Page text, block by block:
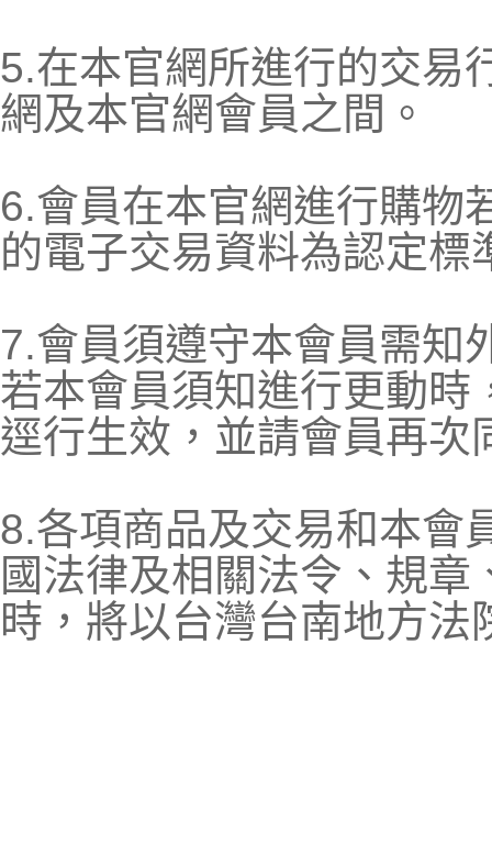
5.在本官網所進行的交易
網及本官網會員之間。
6.會員在本官網進行購物
的電子交易資料為認定標
7.會員須遵守本會員需知
若本會員須知進行更動時
逕行生效，並請會員再次
8.各項商品及交易和本會
國法律及相關法令、規
時，將以台灣台南地方